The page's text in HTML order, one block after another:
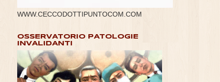
WWW.CECCODOTTIPUNTOCOM.COM
OSSERVATORIO PATOLOGIE
INVALIDANTI